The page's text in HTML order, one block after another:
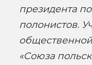
президента
полонистов.
«Союза